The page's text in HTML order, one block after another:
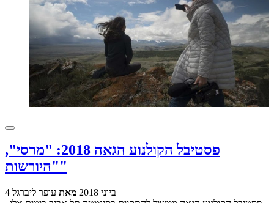
פסטיבל הקולנוע הגאה 2018: "מרסי",
"היורשות"
4 ביוני 2018 מאת עופר ליברגל